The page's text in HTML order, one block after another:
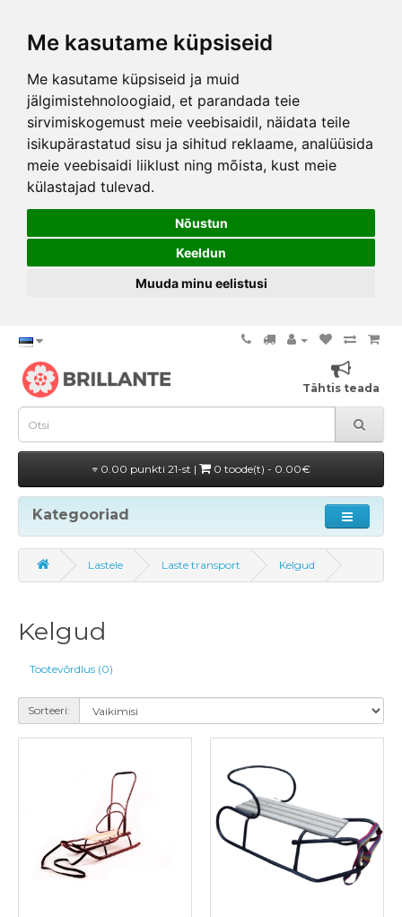
Me kasutame küpsiseid
Me kasutame küpsiseid ja muid
jälgimistehnoloogiaid, et parandada teie
sirvimiskogemust meie veebisaidil, näidata teile
isikupärastatud sisu ja sihitud reklaame, analüüsida
meie veebisaidi liiklust ning mõista, kust meie
külastajad tulevad.
Nõustun
Keeldun
Muuda minu eelistusi
Tähtis teada
0.00 punkti 21-st | 0 toode(t) - 0.00€
Kategooriad
Lastele Laste transport Kelgud
Kelgud
Tootevõrdlus (0)
Sorteeri: